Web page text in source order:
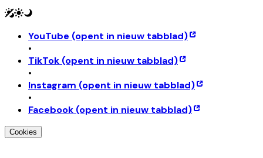
YouTube (opent in nieuw tabblad)
•
TikTok (opent in nieuw tabblad)
•
Instagram (opent in nieuw tabblad)
•
Facebook (opent in nieuw tabblad)
Cookies